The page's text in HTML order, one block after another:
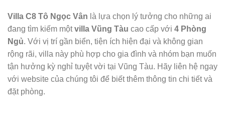
Villa C8 Tô Ngọc Vân là lựa chọn lý tưởng cho những ai
đang tìm kiếm mộtvilla Vũng Tàu cao cấp với 4 Phòng
Ngủ. Với vị trí gần biển, tiện ích hiện đại và không gian
rộng rãi, villa này phù hợp cho gia đình và nhóm bạn muốn
tận hưởng kỳ nghỉ tuyệt vời tại Vũng Tàu. Hãy liên hệ ngay
với website của chúng tôi để biết thêm thông tin chi tiết và
đặt phòng.